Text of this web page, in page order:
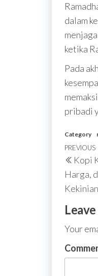
dalam
ketika
Pada
pribadi
Category
Post
Previous
Post
PREVIOUS
Kopi
Harga,
Your